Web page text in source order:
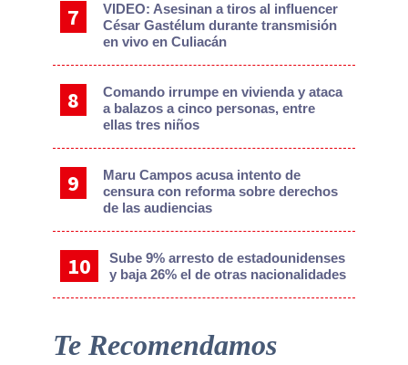
VIDEO: Asesinan a tiros al influencer
César Gastélum durante transmisión
en vivo en Culiacán
Comando irrumpe en vivienda y ataca
a balazos a cinco personas, entre
ellas tres niños
Maru Campos acusa intento de
censura con reforma sobre derechos
de las audiencias
Sube 9% arresto de estadounidenses
y baja 26% el de otras nacionalidades
Te Recomendamos